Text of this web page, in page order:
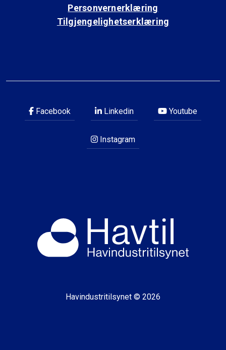
Personvernerklæring
Tilgjengelighetserklæring
Facebook Linkedin Youtube
Instagram
Havindustritilsynet © 2026